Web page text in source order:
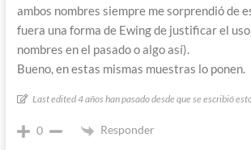
ambos nombres siempre me sorprendió de
fuera una forma de Ewing de justificar el uso
nombres en el pasado o algo así).
Bueno, en estas mismas muestras lo ponen.
Last edited 4 años han pasado desde que se escribió
0 Responder